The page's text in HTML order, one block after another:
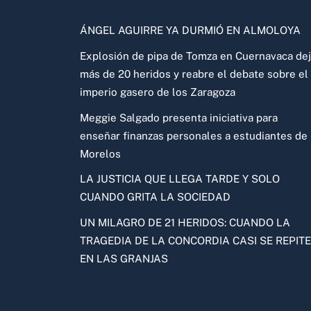
ÁNGEL AGUIRRE YA DURMIÓ EN ALMOLOYA
Explosión de pipa de Tomza en Cuernavaca
más de 20 heridos y reabre el debate sobre el
imperio gasero de los Zaragoza
Meggie Salgado presenta iniciativa para
enseñar finanzas personales a estudiantes de
Morelos
LA JUSTICIA QUE LLEGA TARDE Y SOLO
CUANDO GRITA LA SOCIEDAD
UN MILAGRO DE 21 HERIDOS: CUANDO LA
TRAGEDIA DE LA CONCORDIA CASI SE REPITE
EN LAS GRANJAS